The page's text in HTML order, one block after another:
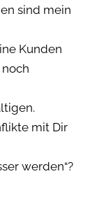
sind mein
Kunden
mit Dir
werden“?